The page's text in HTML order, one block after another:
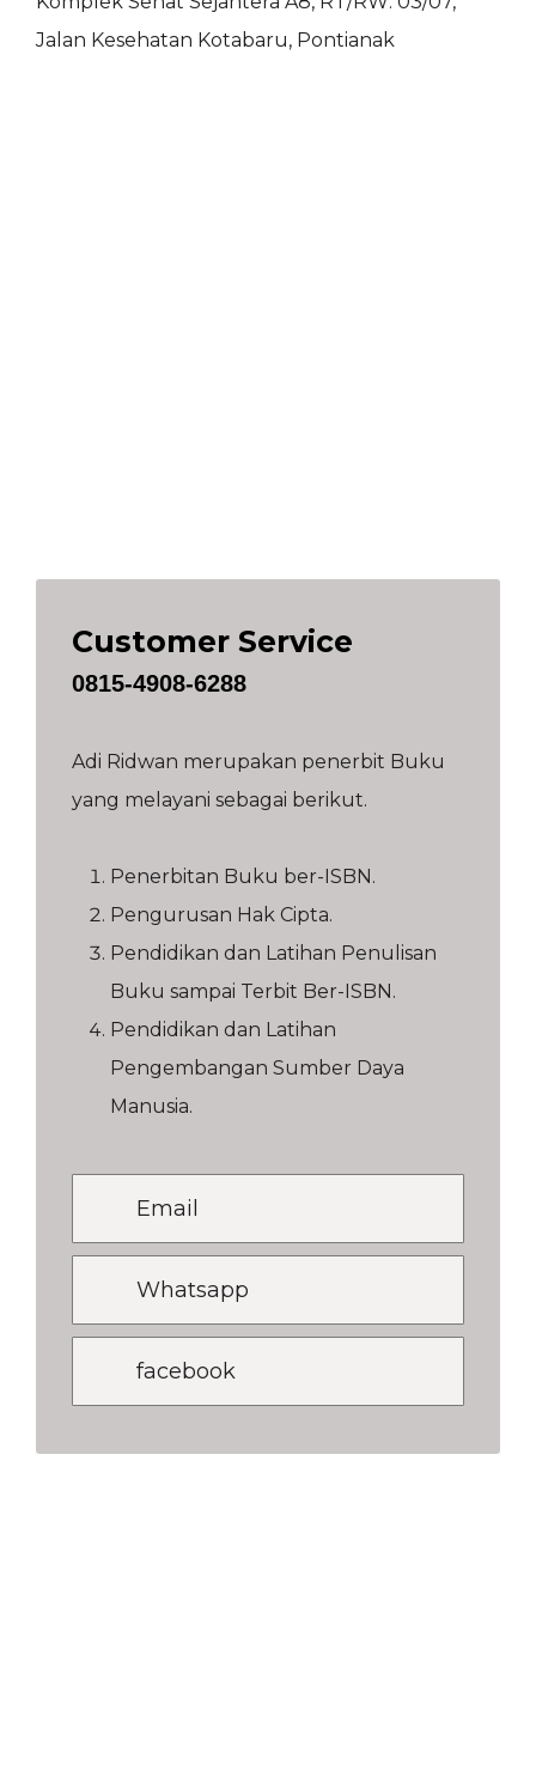
Jalan Kesehatan Kotabaru, Pontianak
Customer Service
0815-4908-6288
Adi Ridwan merupakan penerbit Buku
yang melayani sebagai berikut.
Penerbitan Buku ber-ISBN.
Pengurusan Hak Cipta.
Pendidikan dan Latihan Penulisan
Buku sampai Terbit Ber-ISBN.
Pendidikan dan Latihan
Pengembangan Sumber Daya
Manusia.
Email
Whatsapp
facebook